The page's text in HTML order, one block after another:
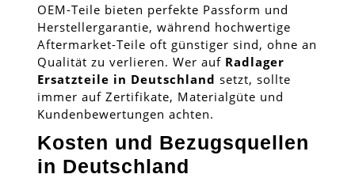
OEM-Teile bieten perfekte Passform und
Herstellergarantie, während hochwertige
Aftermarket-Teile oft günstiger sind, ohne an
Qualität zu verlieren. Wer auf Radlager
Ersatzteile in Deutschland setzt, sollte
immer auf Zertifikate, Materialgüte und
Kundenbewertungen achten.
Kosten und Bezugsquellen
in Deutschland